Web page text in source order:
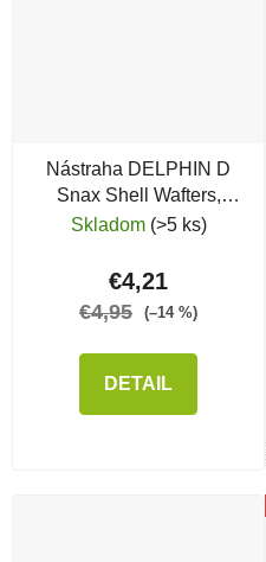
Nástraha DELPHIN D
Snax Shell Wafters,
Frankfurtská klobása &
Skladom (>5 ks)
€4,21
€4,95 (–14 %)
DETAIL